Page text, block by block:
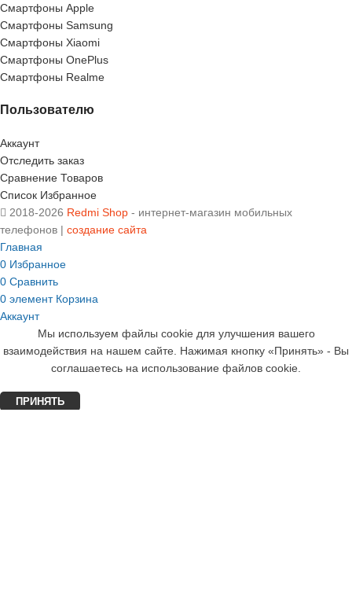
Смартфоны Apple
Смартфоны Samsung
Смартфоны Xiaomi
Смартфоны OnePlus
Смартфоны Realme
Пользователю
Аккаунт
Отследить заказ
Сравнение Товаров
Список Избранное
2018-2026 Redmi Shop - интернет-магазин мобильных
телефонов | создание сайта
Главная
0 Избранное
0 Сравнить
0 элемент Корзина
Аккаунт
Мы используем файлы cookie для улучшения вашего
взаимодействия на нашем сайте. Нажимая кнопку «Принять» - Вы
соглашаетесь на использование файлов cookie.
ПРИНЯТЬ